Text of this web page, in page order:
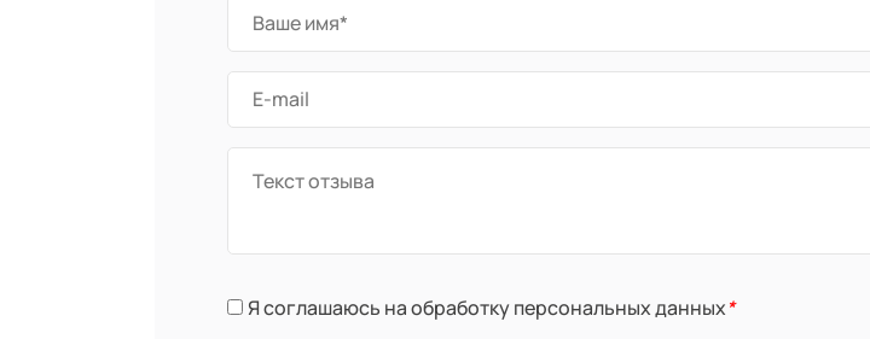
Я соглашаюсь на обработку персональных данных*